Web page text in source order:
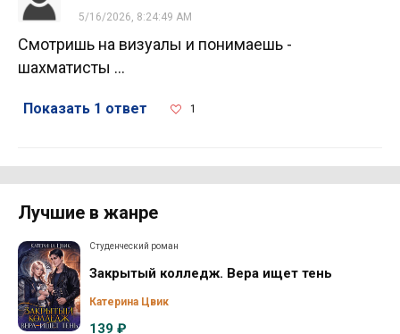
5/16/2026, 8:24:49 AM
Смотришь на визуалы и понимаешь -
шахматисты …
Показать 1 ответ 1
Лучшие в жанре
Студенческий роман
Закрытый колледж. Вера ищет тень
Катерина Цвик
139 ₽